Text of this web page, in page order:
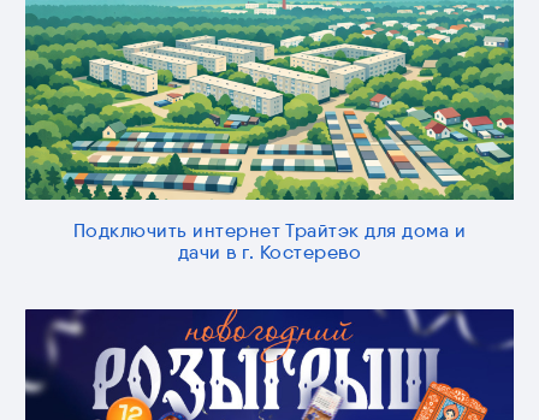
Подключить интернет Трайтэк для дома и
дачи в г. Костерево